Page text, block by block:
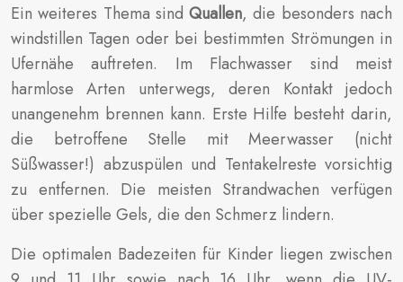
Ein weiteres Thema sindQuallen, die besonders nach
windstillen Tagen oder bei bestimmten Strömungen in
Ufernähe auftreten. Im Flachwasser sind meist
harmlose Arten unterwegs, deren Kontakt jedoch
unangenehm brennen kann. Erste Hilfe besteht darin,
die betroffene Stelle mit Meerwasser (nicht
Süßwasser!) abzuspülen und Tentakelreste vorsichtig
zu entfernen. Die meisten Strandwachen verfügen
über spezielle Gels, die den Schmerz lindern.
Die optimalen Badezeiten für Kinder liegen zwischen